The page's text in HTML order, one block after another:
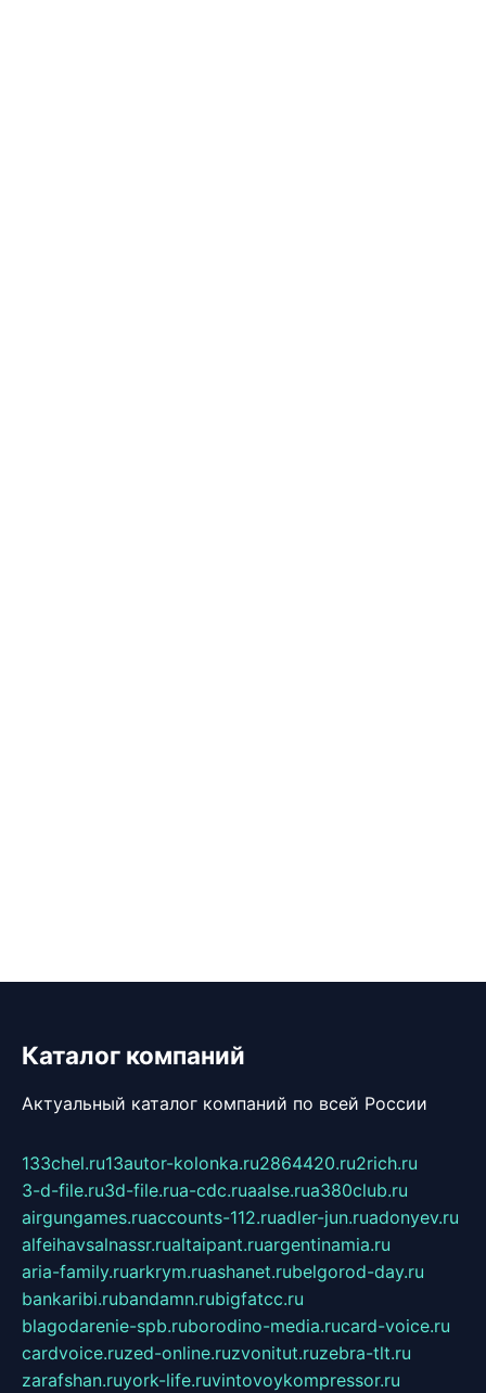
Каталог компаний
Актуальный каталог компаний по всей России
133chel.ru13autor-kolonka.ru2864420.ru2rich.ru
3-d-file.ru3d-file.rua-cdc.ruaalse.rua380club.ru
airgungames.ruaccounts-112.ruadler-jun.ruadonyev.ru
alfeihavsalnassr.rualtaipant.ruargentinamia.ru
aria-family.ruarkrym.ruashanet.rubelgorod-day.ru
bankaribi.rubandamn.rubigfatcc.ru
blagodarenie-spb.ruborodino-media.rucard-voice.ru
cardvoice.ruzed-online.ruzvonitut.ruzebra-tlt.ru
zarafshan.ruyork-life.ruvintovoykompressor.ru